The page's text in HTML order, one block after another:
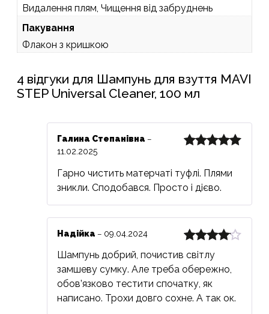
Видалення плям, Чищення від забруднень
Пакування
Флакон з кришкою
4 відгуки для Шампунь для взуття MAVI
STEP Universal Cleaner, 100 мл
5з 5
Галина Степанівна –
11.02.2025
Гарно чистить матерчаті туфлі. Плями
зникли. Сподобався. Просто і дієво.
Оцінено
в
з 5
Надійка – 09.04.2024
Шампунь добрий, почистив світлу
замшеву сумку. Але треба обережно,
обов’язково тестити спочатку, як
написано. Трохи довго сохне. А так ок.